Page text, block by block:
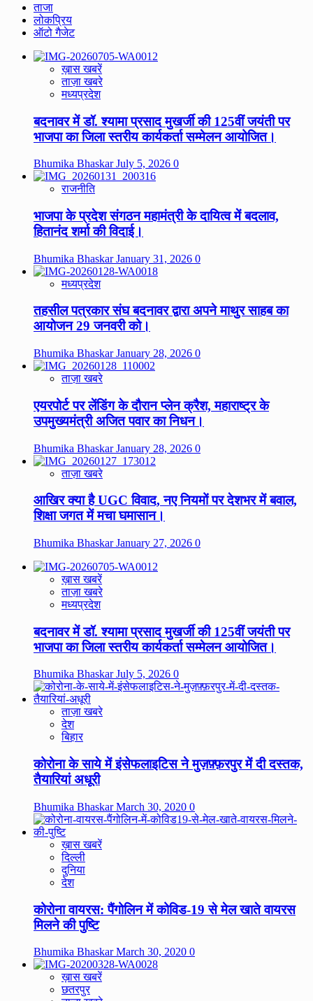
ताजा
लोकप्रिय
ऑटो गैजेट
ख़ास खबरें
ताज़ा खबरे
मध्यप्रदेश
बदनावर में डॉ. श्यामा प्रसाद मुखर्जी की 125वीं जयंती पर
भाजपा का जिला स्तरीय कार्यकर्ता सम्मेलन आयोजित।
Bhumika BhaskarJuly 5, 2026 0
राजनीति
भाजपा के प्रदेश संगठन महामंत्री के दायित्व में बदलाव,
हितानंद शर्मा की विदाई।
Bhumika BhaskarJanuary 31, 2026 0
मध्यप्रदेश
तहसील पत्रकार संघ बदनावर द्वारा अपने माथुर साहब का
आयोजन 29 जनवरी को।
Bhumika BhaskarJanuary 28, 2026 0
ताज़ा खबरे
एयरपोर्ट पर लेंडिंग के दौरान प्लेन क्रैश, महाराष्ट्र के
उपमुख्यमंत्री अजित पवार का निधन।
Bhumika BhaskarJanuary 28, 2026 0
ताज़ा खबरे
आखिर क्या है UGC विवाद, नए नियमों पर देशभर में बवाल,
शिक्षा जगत में मचा घमासान।
Bhumika BhaskarJanuary 27, 2026 0
ख़ास खबरें
ताज़ा खबरे
मध्यप्रदेश
बदनावर में डॉ. श्यामा प्रसाद मुखर्जी की 125वीं जयंती पर
भाजपा का जिला स्तरीय कार्यकर्ता सम्मेलन आयोजित।
Bhumika BhaskarJuly 5, 2026 0
ताज़ा खबरे
देश
बिहार
कोरोना के साये में इंसेफलाइटिस ने मुज़फ़्फ़रपुर में दी दस्तक,
तैयारियां अधूरी
Bhumika BhaskarMarch 30, 2020 0
ख़ास खबरें
दिल्ली
दुनिया
देश
कोरोना वायरस: पैंगोलिन में कोविड-19 से मेल खाते वायरस
मिलने की पुष्टि
Bhumika BhaskarMarch 30, 2020 0
ख़ास खबरें
छतरपुर